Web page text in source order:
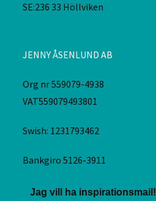
SE:236 33 Höllviken
JENNY ÅSENLUND AB
Org nr 559079-4938
VAT559079493801
Swish: 1231793462
Bankgiro 5126-3911
Jag vill ha inspirationsmail!